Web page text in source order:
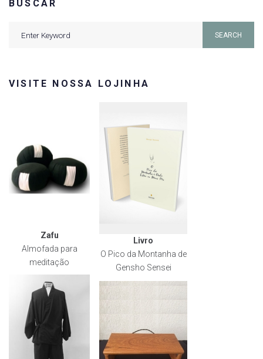
BUSCAR
SEARCH
VISITE NOSSA LOJINHA
Zafu
Almofada para
meditação
Livro
O Pico da Montanha de
Gensho Sensei